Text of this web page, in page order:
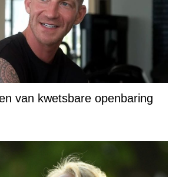
van kwetsbare openbaring